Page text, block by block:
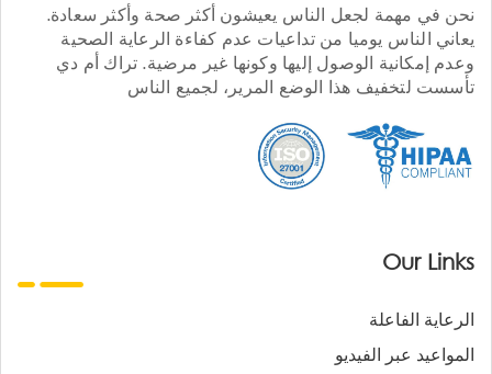
نحن في مهمة لجعل الناس يعيشون أكثر صحة وأكثر سعادة.
يعاني الناس يوميا من تداعيات عدم كفاءة الرعاية الصحية
وعدم إمكانية الوصول إليها وكونها غير مرضية. تراك أم دي
تأسست لتخفيف هذا الوضع المرير، لجميع الناس
Our Links
الرعاية الفاعلة
المواعيد عبر الفيديو